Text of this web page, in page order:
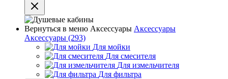
Вернуться в меню Аксессуары Аксессуары
Аксессуары (293)
Для мойки
Для смесителя
Для измельчителя
Для фильтра